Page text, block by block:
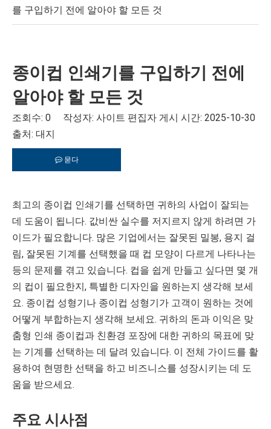
를 구입하기 전에 알아야 할 모든 것
종이컵 인쇄기를 구입하기 전에
알아야 할 모든 것
조회수: 0 작성자: 사이트 편집자 게시 시간: 2025-10-30
출처: 대지
묻다
최고의 종이컵 인쇄기를 선택하면 귀하의 사업이 잘되는
데 도움이 됩니다. 값비싼 실수를 저지르지 않게 하려면 가
이드가 필요합니다. 많은 기업에서는 잘못된 밀봉, 용지 걸
림, 잘못된 기계를 선택했을 때 컵 모양이 다르게 나타나는
등의 문제를 겪고 있습니다. 컵을 쉽게 만들고 싶다면 몇 개
의 컵이 필요한지, 특별한 디자인을 원하는지 생각해 보세
요. 종이컵 성형기나 종이컵 성형기가 고객이 원하는 것에
어떻게 부합하는지 생각해 보세요. 귀하의 돈과 이익은 맞
춤형 인쇄 종이컵과 친환경 포장에 대한 귀하의 목표에 맞
는 기계를 선택하는 데 달려 있습니다. 이 전체 가이드를 활
용하여 현명한 선택을 하고 비즈니스를 성장시키는 데 도
움을 받으세요.
주요 시사점